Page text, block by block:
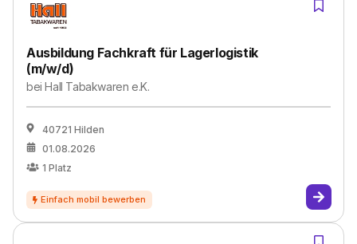
Ausbildung Fachkraft für Lagerlogistik
(m/w/d)
beiHall Tabakwaren e.K.
40721 Hilden
01.08.2026
1 Platz